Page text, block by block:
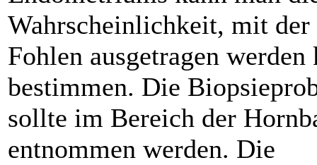
Wahrscheinlichkeit, mit der
Fohlen ausgetragen werden
bestimmen. Die
sollte im Bereich der
entnommen werden. Die